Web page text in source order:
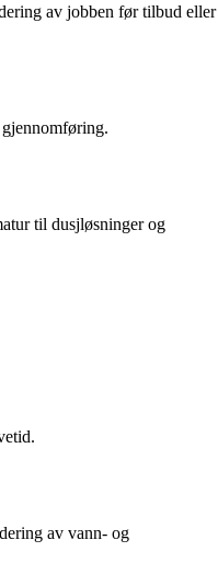
av jobben før tilbud eller
til dusjløsninger og
av vann- og